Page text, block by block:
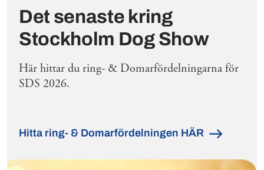
Det senaste kring
Stockholm Dog Show
Här hittar du ring- & Domarfördelningarna för
SDS 2026.
Hitta ring- & Domarfördelningen HÄR